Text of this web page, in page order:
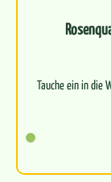
Tauche ein in die